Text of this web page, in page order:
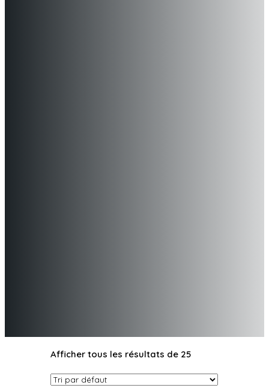
Afficher tous les résultats de 25